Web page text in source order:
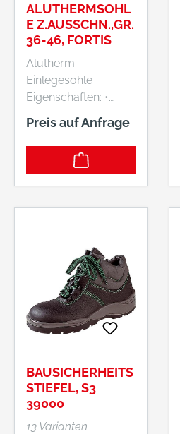
ALUTHERMSOHL
E Z.AUSSCHN.,GR.
36-46, FORTIS
Alutherm-
Einlegesohle
Eigenschaften: •
Kälteisolierende
Einlegesohle •
Individuell
zuschneidbar • SB-
EDE Platz 1, 42389
Wuppertal, DE,
+4920260960,
webkontakt@ede.de
Preis auf Anfrage
BAUSICHERHEITS
STIEFEL, S3
39000
13 Varianten